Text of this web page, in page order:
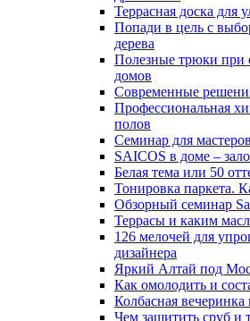
Террасная доска для
Попади в цель с
дерева
Полезные трюки при
домов
Современные
Профессиональная
полов
Семинар для
SAICOS в доме –
Белая тема или 50
Тонировка паркета.
Обзорный семинар
Террасы и каким
126 мелочей для
дизайнера
Яркий Алтай под
Как омолодить и
Колбасная
Чем защитить сруб и